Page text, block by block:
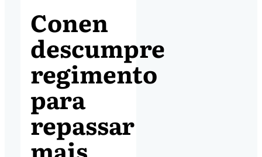
Conen
descumpre
regimento
para
repassar
mais